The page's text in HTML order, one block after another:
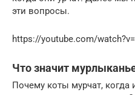
эти вопросы.
https://youtube.com/
Что значит
Почему коты мурчат, когда